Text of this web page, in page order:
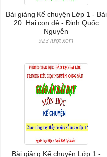
Bài giảng Kể chuyện Lớp 1 - Bài
20: Hai con dê - Đinh Quốc
Nguyễn
923 lượt xem
Bài giảng Kể chuyện Lớp 1 -